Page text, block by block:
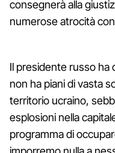
consegnerà alla
numerose atrocità
Il presidente russo
non ha piani di vasta
territorio ucraino,
esplosioni nella
programma di